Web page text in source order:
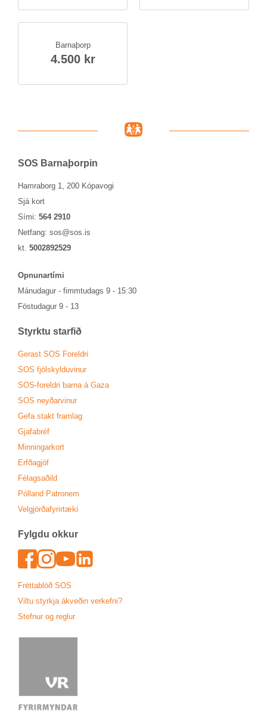
Barna­þorp
4.500 kr
SOS Barna­þorp­in
Hamraborg 1, 200 Kópavogi
Sjá kort
Sími: 564 2910
Netfang: sos@sos.is
kt. 5002892529
Opn­un­ar­tími
Mánu­dag­ur - fimmtu­dags 9 - 15:30
Föstu­dag­ur 9 - 13
Styrktu starf­ið
Ger­ast SOS For­eldri
SOS fjöl­skyldu­vin­ur
SOS-for­eldri barna á Gaza
SOS neyð­ar­vin­ur
Gefa stakt fram­lag
Gjafa­bréf
Minn­ing­ar­kort
Erfða­gjöf
Fé­lags­að­ild
Pól­land Patronem
Vel­gjörða­fyr­ir­tæki
Fylgdu okk­ur
Face­book
In­sta­gram
Youtu­be
Lin­ked­In
Frétta­blöð SOS
Viltu styrkja ákveð­in verk­efni?
Stefn­ur og regl­ur